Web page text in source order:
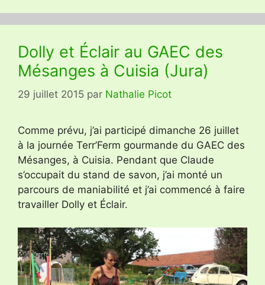
Dolly et Éclair au GAEC des
Mésanges à Cuisia (Jura)
29 juillet 2015 par Nathalie Picot
Comme prévu, j’ai participé dimanche 26 juillet
à la journée Terr’Ferm gourmande du GAEC des
Mésanges, à Cuisia. Pendant que Claude
s’occupait du stand de savon, j’ai monté un
parcours de maniabilité et j’ai commencé à faire
travailler Dolly et Éclair.